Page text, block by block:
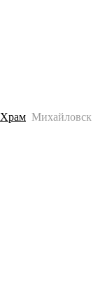
Храм Михайловск